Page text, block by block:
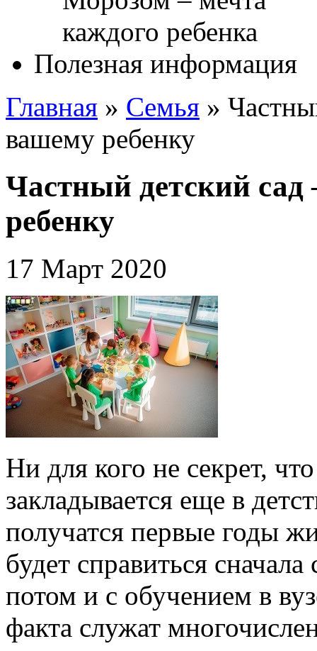
Полезная информация
Главная » Cемья »
вашему ребенку
Частный детский
ребенку
17 Март 2020
Ни для кого не секрет,
закладывается еще в
получатся первые годы
будет справиться
потом и с обучением в
факта служат